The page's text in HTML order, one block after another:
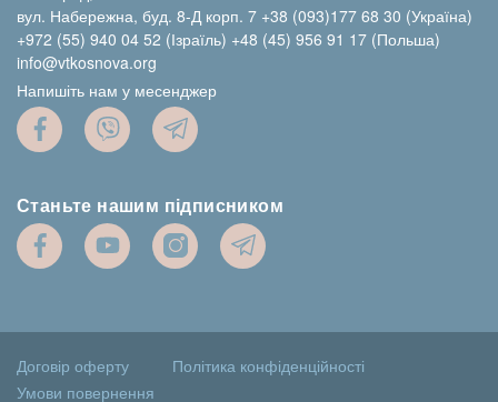
вул. Набережна, буд. 8-Д корп. 7 +38 (093)177 68 30 (Україна)
+972 (55) 940 04 52 (Ізраїль) +48 (45) 956 91 17 (Польша)
info@vtkosnova.org
Напишіть нам у месенджер
Станьте нашим підписником
Договір оферту
Політика конфіденційності
Умови повернення